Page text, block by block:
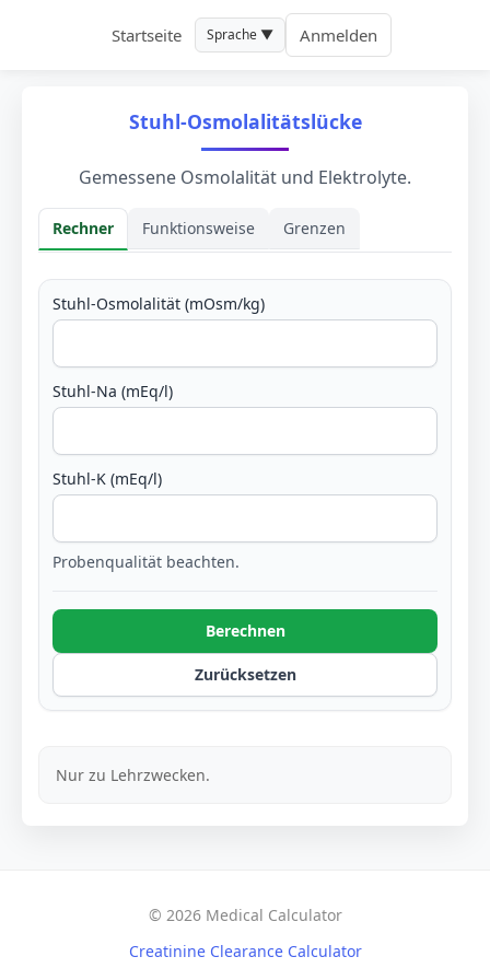
Startseite Sprache ▼ Anmelden
Stuhl-Osmolalitätslücke
Gemessene Osmolalität und Elektrolyte.
Rechner Funktionsweise Grenzen
Rechner
Stuhl-Osmolalität (mOsm/kg)
Stuhl-Na (mEq/l)
Stuhl-K (mEq/l)
Probenqualität beachten.
Berechnen
Zurücksetzen
Nur zu Lehrzwecken.
© 2026 Medical Calculator
Creatinine Clearance Calculator